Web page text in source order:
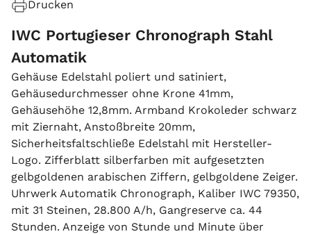
Drucken
IWC Portugieser Chronograph Stahl
Automatik
Gehäuse Edelstahl poliert und satiniert,
Gehäusedurchmesser ohne Krone 41mm,
Gehäusehöhe 12,8mm. Armband Krokoleder schwarz
mit Ziernaht, Anstoßbreite 20mm,
Sicherheitsfaltschließe Edelstahl mit Hersteller-
Logo. Zifferblatt silberfarben mit aufgesetzten
gelbgoldenen arabischen Ziffern, gelbgoldene Zeiger.
Uhrwerk Automatik Chronograph, Kaliber IWC 79350,
mit 31 Steinen, 28.800 A/h, Gangreserve ca. 44
Stunden. Anzeige von Stunde und Minute über